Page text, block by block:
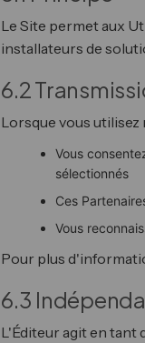
Le Site permet aux
installateurs de
6.2
Lorsque vous
Vous
sélectionnés
Ces
Vous
Pour plus
6.3
L'Éditeur agit en tant